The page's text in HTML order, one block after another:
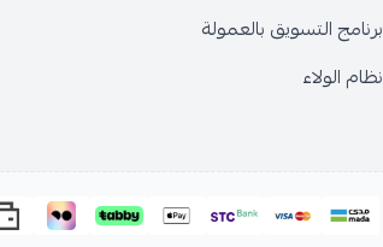
برنامج التسويق بالعمولة
نظام الولاء